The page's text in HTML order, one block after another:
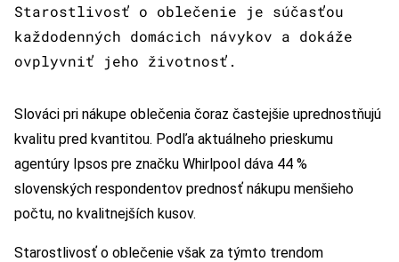
Starostlivosť o oblečenie je súčasťou
každodenných domácich návykov a dokáže
ovplyvniť jeho životnosť.
Slováci pri nákupe oblečenia čoraz častejšie uprednostňujú
kvalitu pred kvantitou. Podľa aktuálneho prieskumu
agentúry Ipsos pre značku Whirlpool dáva 44 %
slovenských respondentov prednosť nákupu menšieho
počtu, no kvalitnejších kusov.
Starostlivosť o oblečenie však za týmto trendom